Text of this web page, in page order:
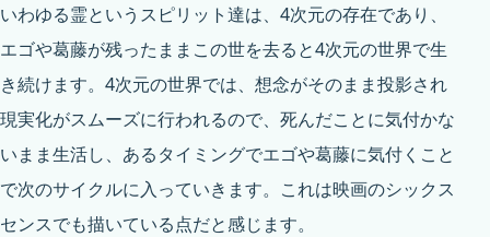
いわゆる霊というスピリット達は、4次元の存在であり、
エゴや葛藤が残ったままこの世を去ると4次元の世界で生
き続けます。4次元の世界では、想念がそのまま投影され
現実化がスムーズに行われるので、死んだことに気付かな
いまま生活し、あるタイミングでエゴや葛藤に気付くこと
で次のサイクルに入っていきます。これは映画のシックス
センスでも描いている点だと感じます。